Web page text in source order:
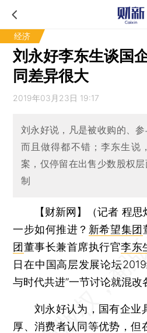
经济
刘永好李东生谈国
同差异很大
2019年03月23日 19:17
刘永好说，凡是被收购的、参
而且做得都不错；李东生说
案，仅停留在出售少数股权
制
【财新网】（记者 程思
一步如何推进？ 新希望集团
团董事长兼首席执行官李东
日在中国高层发展论坛
与时代共进”一节讨论就混改
刘永好认为，国有企业
厚、消费者认同等优势，但